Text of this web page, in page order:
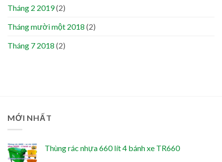
Tháng 2 2019(2)
Tháng mười một 2018 (2)
Tháng 7 2018 (2)
MỚI NHẤT
Thùng rác nhựa 660 lít 4 bánh xe TR660